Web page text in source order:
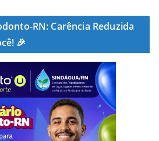
RN: Carência Reduzida
🎉